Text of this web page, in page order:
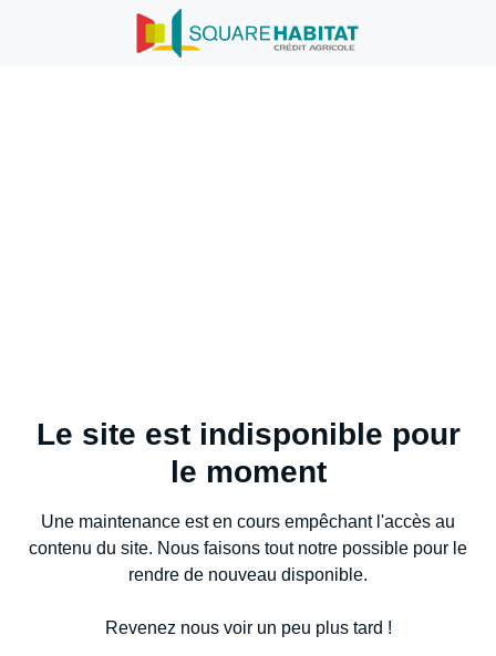
Le site est indisponible pour
le moment
Une maintenance est en cours empêchant l'accès au
contenu du site. Nous faisons tout notre possible pour le
rendre de nouveau disponible.
Revenez nous voir un peu plus tard !